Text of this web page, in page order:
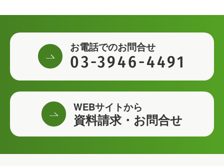
お電話でのお問合せ
03-3946-4491
WEBサイトから
資料請求・お問合せ